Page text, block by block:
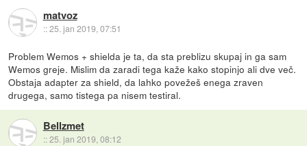
matvoz
::25. jan 2019, 07:51
Problem Wemos + shielda je ta, da sta preblizu skupaj in ga sam
Wemos greje. Mislim da zaradi tega kaže kako stopinjo ali dve več.
Obstaja adapter za shield, da lahko povežeš enega zraven
drugega, samo tistega pa nisem testiral.
Bellzmet
::25. jan 2019, 08:12